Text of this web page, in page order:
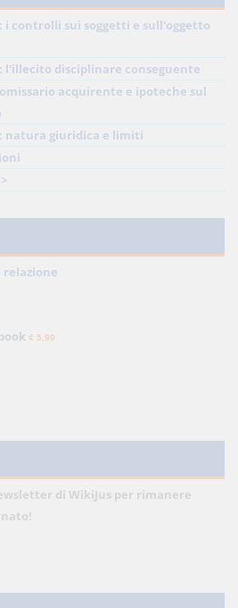
i controlli sui soggetti e sull'oggetto
l'illecito disciplinare conseguente
acquirente e ipoteche sul
natura giuridica e limiti
relazione
€ 5,99
di WikiJus per rimanere